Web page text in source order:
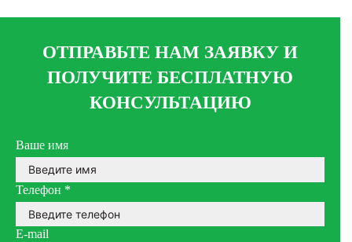
ОТПРАВЬТЕ НАМ ЗАЯВКУ И
ПОЛУЧИТЕ БЕСПЛАТНУЮ
КОНСУЛЬТАЦИЮ
Ваше имя
Телефон *
E-mail